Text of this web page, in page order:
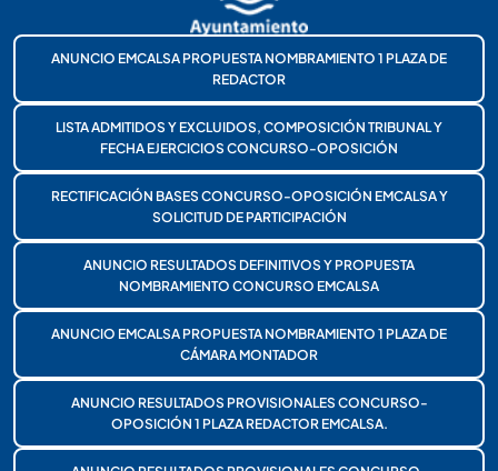
ANUNCIO EMCALSA PROPUESTA NOMBRAMIENTO 1 PLAZA DE
REDACTOR
LISTA ADMITIDOS Y EXCLUIDOS, COMPOSICIÓN TRIBUNAL Y
FECHA EJERCICIOS CONCURSO-OPOSICIÓN
RECTIFICACIÓN BASES CONCURSO-OPOSICIÓN EMCALSA Y
SOLICITUD DE PARTICIPACIÓN
ANUNCIO RESULTADOS DEFINITIVOS Y PROPUESTA
NOMBRAMIENTO CONCURSO EMCALSA
ANUNCIO EMCALSA PROPUESTA NOMBRAMIENTO 1 PLAZA DE
CÁMARA MONTADOR
ANUNCIO RESULTADOS PROVISIONALES CONCURSO-
OPOSICIÓN 1 PLAZA REDACTOR EMCALSA.